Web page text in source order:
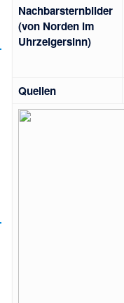
Nachbarsternbilder
(von Norden im
Uhrzeigersinn)
Quellen